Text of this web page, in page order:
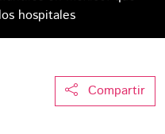
hospitales
Compartir